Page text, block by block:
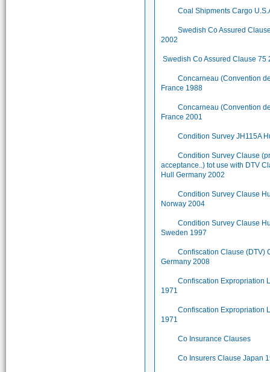
Coal Shipments Cargo
Swedish Co Assured
2002
Swedish Co Assured Clause 75
Concarneau (Convention
France 1988
Concarneau (Convention
France 2001
Condition Survey JH115A
Condition Survey Clause
acceptance..) tot use with DTV
Hull Germany 2002
Condition Survey Clause
Norway 2004
Condition Survey Clause
Sweden 1997
Confiscation Clause (DTV)
Germany 2008
Confiscation Expropriation
1971
Confiscation Expropriation
1971
Co Insurance Clauses
Co Insurers Clause Japan